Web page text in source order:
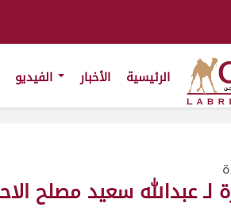
الرئيسية الأخبار